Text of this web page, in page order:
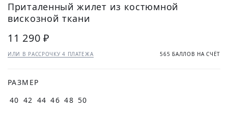
Приталенный жилет из костюмной
вискозной ткани
11 290 ₽
ИЛИ В РАССРОЧКУ 4 ПЛАТЕЖА 565 БАЛЛОВ НА СЧЁТ
РАЗМЕР
40 42 44 46 48 50